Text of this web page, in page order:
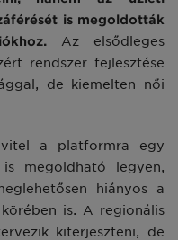
is megoldották
Az elsődleges
rendszer fejlesztése
de kiemelten női
a platformra egy
megoldható legyen,
hiányos a
is. A regionális
kiterjeszteni, de